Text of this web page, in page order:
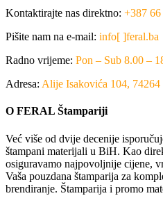
Kontaktirajte nas direktno: +387
Pišite nam na e-mail: info[ ]feral.ba
Radno vrijeme: Pon – Sub 8.00 –
Adresa: Alije Isakovića 104, 74264
O FERAL Štampariji
Već više od dvije decenije
štampani materijali u BiH. Kao
osiguravamo najpovoljnije cijene,
Vaša pouzdana štamparija za
brendiranje. Štamparija i promo